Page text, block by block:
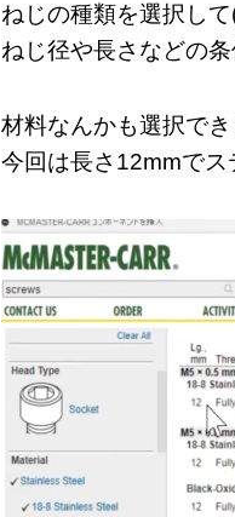
ねじの種類を選択し
ねじ径や長さなどの
材料なんかも選択でき
今回は長さ12mmでス